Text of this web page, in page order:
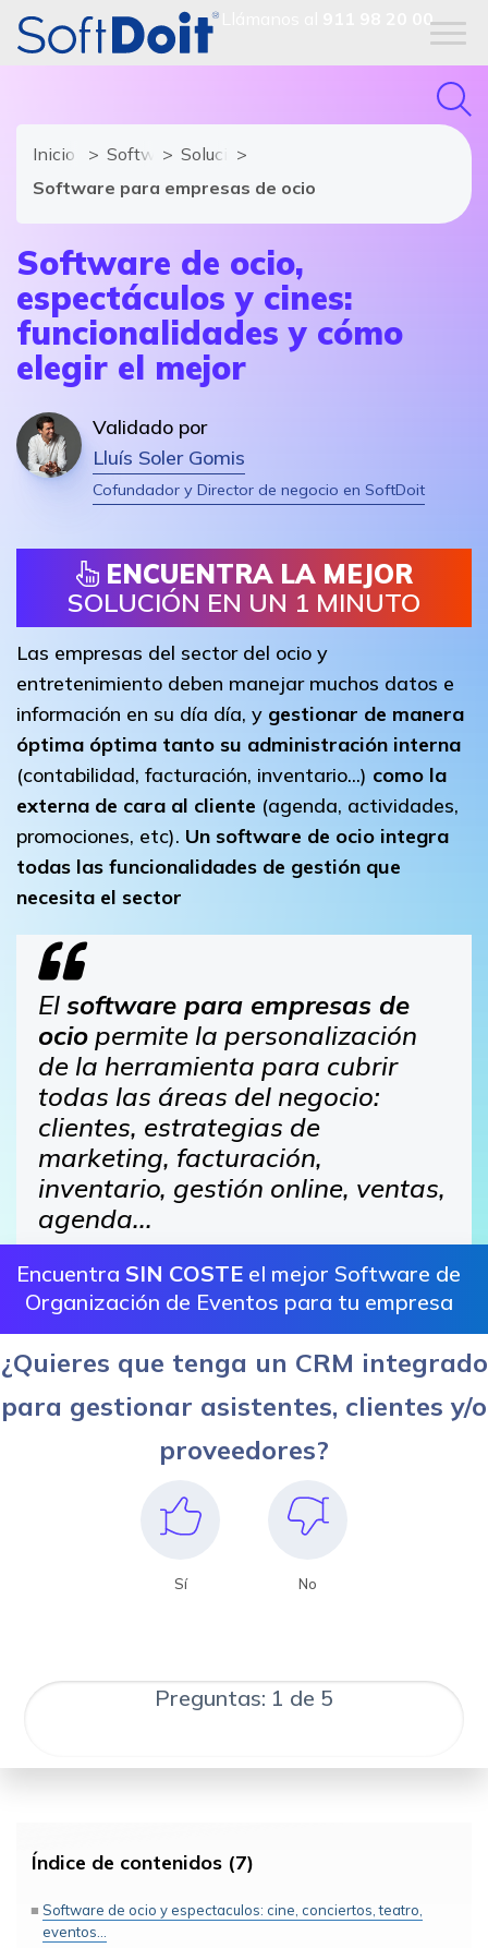
911 98 20 00
Inicio Software ERPSoluciones y módulos de Software
Software para empresas de ocio
Software de ocio,
espectáculos y cines:
funcionalidades y cómo
elegir el mejor
Validado por
Lluís Soler Gomis
Cofundador y Director de negocio en SoftDoit
ENCUENTRA LA MEJOR
SOLUCIÓN EN UN 1 MINUTO
Las empresas del sector del ocio y
entretenimiento deben manejar muchos datos e
información en su día día, y gestionar de manera
óptima óptima tanto su administración interna
(contabilidad, facturación, inventario...) como la
externa de cara al cliente (agenda, actividades,
promociones, etc). Un software de ocio integra
todas las funcionalidades de gestión que
necesita el sector
El software para empresas de
ocio permite la personalización
de la herramienta para cubrir
todas las áreas del negocio:
clientes, estrategias de
marketing, facturación,
inventario, gestión online, ventas,
agenda...
Encuentra SIN COSTE el mejor Software de
Organización de Eventos para tu empresa
¿Quieres que tenga un CRM integrado
para gestionar asistentes, clientes y/o
proveedores?
Sí No
Preguntas: 1 de 5
Índice de contenidos (7)
Software de ocio y espectaculos: cine, conciertos, teatro,
eventos...